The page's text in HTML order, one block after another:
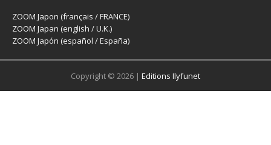
ZOOM Japon (français / FRANCE)
ZOOM Japan (english / U.K.)
ZOOM Japón (español / España)
Copyright © 2026 | Editions Ilyfunet